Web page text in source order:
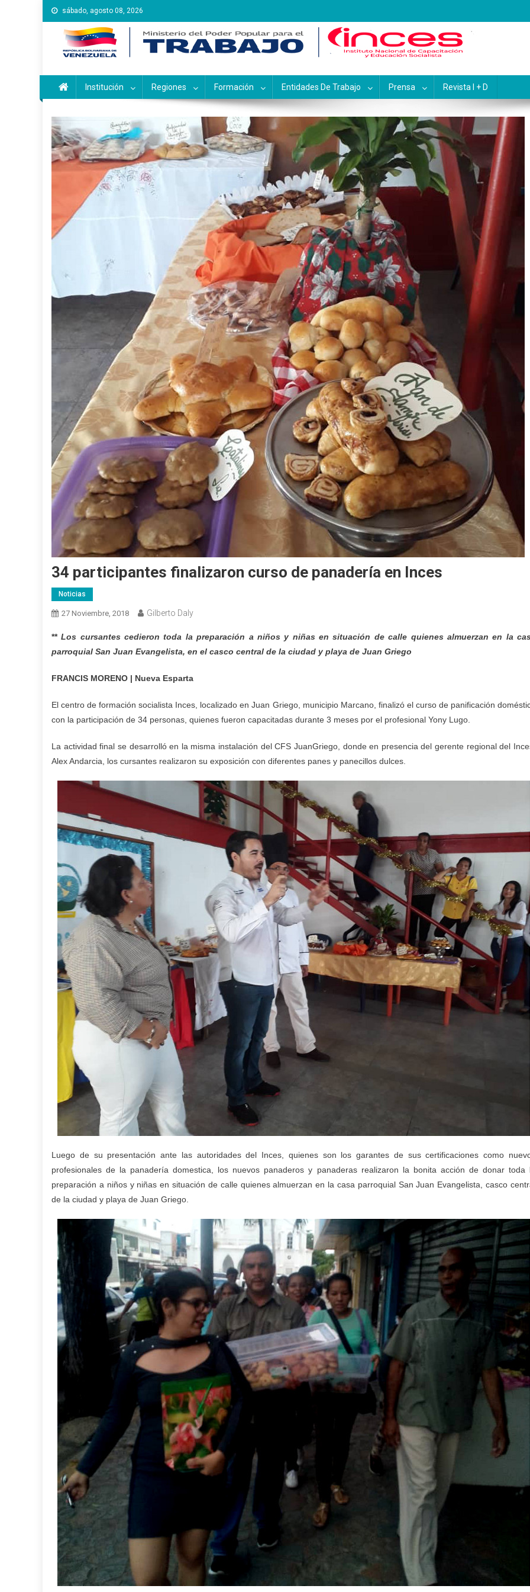
Saltar
al
contenido
sábado, agosto 08, 2026
Instituto Nacional de Capacitación y Educación
Inces
Institución Regiones Formación Entidades De Trabajo Prensa Revista I + D
34 participantes finalizaron curso de panadería en Inces
Noticias
27 Noviembre, 2018 Gilberto Daly
**Los cursantes cedieron toda la preparación a niños y niñas en situación de calle quienes almuerzan en la
parroquial San Juan Evangelista, en el casco central de la ciudad y playa de Juan Griego
FRANCIS MORENO | Nueva Esparta
El centro de formación socialista Inces, localizado en Juan Griego, municipio Marcano, finalizó el curso de panificación
con la participación de 34 personas, quienes fueron capacitadas durante 3 meses por el profesional Yony Lugo.
La actividad final se desarrolló en la misma instalación del CFS JuanGriego, donde en presencia del gerente regional del
Alex Andarcia, los cursantes realizaron su exposición con diferentes panes y panecillos dulces.
Luego de su presentación ante las autoridades del Inces, quienes son los garantes de sus certificaciones como
profesionales de la panadería domestica, los nuevos panaderos y panaderas realizaron la bonita acción de donar toda
preparación a niños y niñas en situación de calle quienes almuerzan en la casa parroquial San Juan Evangelista, casco
de la ciudad y playa de Juan Griego.